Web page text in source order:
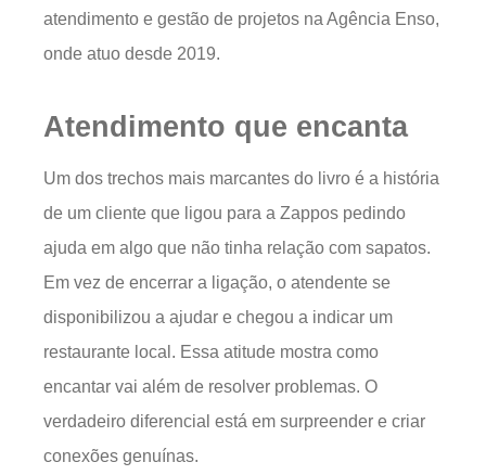
atendimento e gestão de projetos na Agência Enso,
onde atuo desde 2019.
Atendimento que encanta
Um dos trechos mais marcantes do livro é a história
de um cliente que ligou para a Zappos pedindo
ajuda em algo que não tinha relação com sapatos.
Em vez de encerrar a ligação, o atendente se
disponibilizou a ajudar e chegou a indicar um
restaurante local. Essa atitude mostra como
encantar vai além de resolver problemas. O
verdadeiro diferencial está em surpreender e criar
conexões genuínas.